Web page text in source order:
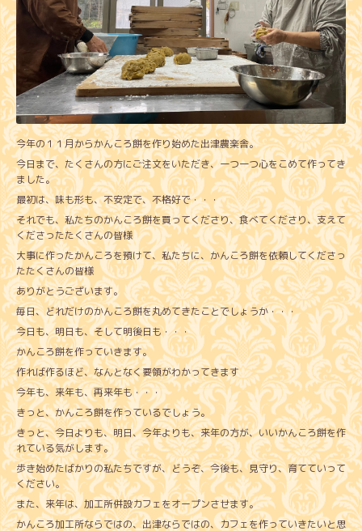
今年の１１月からかんころ餅を作り始めた出津農楽舎。
今日まで、たくさんの方にご注文をいただき、一つ一つ心をこめて作ってき
ました。
最初は、味も形も、不安定で、不格好で・・・
それでも、私たちのかんころ餅を買ってくださり、食べてくださり、支えて
くださったたくさんの皆様
大事に作ったかんころを預けて、私たちに、かんころ餅を依頼してくださっ
たたくさんの皆様
ありがとうございます。
毎日、どれだけのかんころ餅を丸めてきたことでしょうか・・・
今日も、明日も、そして明後日も・・・
かんころ餅を作っていきます。
作れば作るほど、なんとなく要領がわかってきます
今年も、来年も、再来年も・・・
きっと、かんころ餅を作っているでしょう。
きっと、今日よりも、明日、今年よりも、来年の方が、いいかんころ餅を作
れている気がします。
歩き始めたばかりの私たちですが、どうぞ、今後も、見守り、育てていって
ください。
また、来年は、加工所併設カフェをオープンさせます。
かんころ加工所ならではの、出津ならではの、カフェを作っていきたいと思